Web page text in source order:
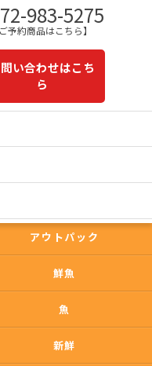
983-5275
ご予約商品はこちら】
い合わせはこち
ら
アウトパック
鮮魚
魚
新鮮